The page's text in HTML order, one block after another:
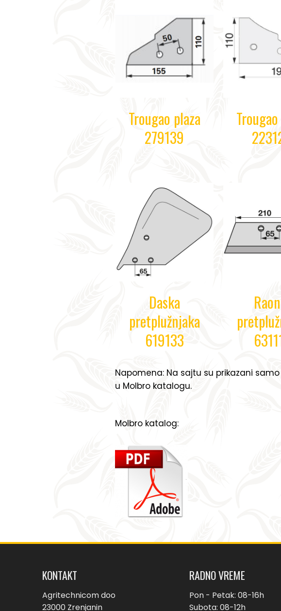
Trougao plaza
279139
Daska
pretplužnjaka
619133
Napomena: Na sajtu su prikazani
u Molbro katalogu.
Molbro katalog:
KONTAKT
Agritechnicom doo
23000 Zrenjanin
RADNO VREME
Pon - Petak: 08-16h
Subota: 08-12h